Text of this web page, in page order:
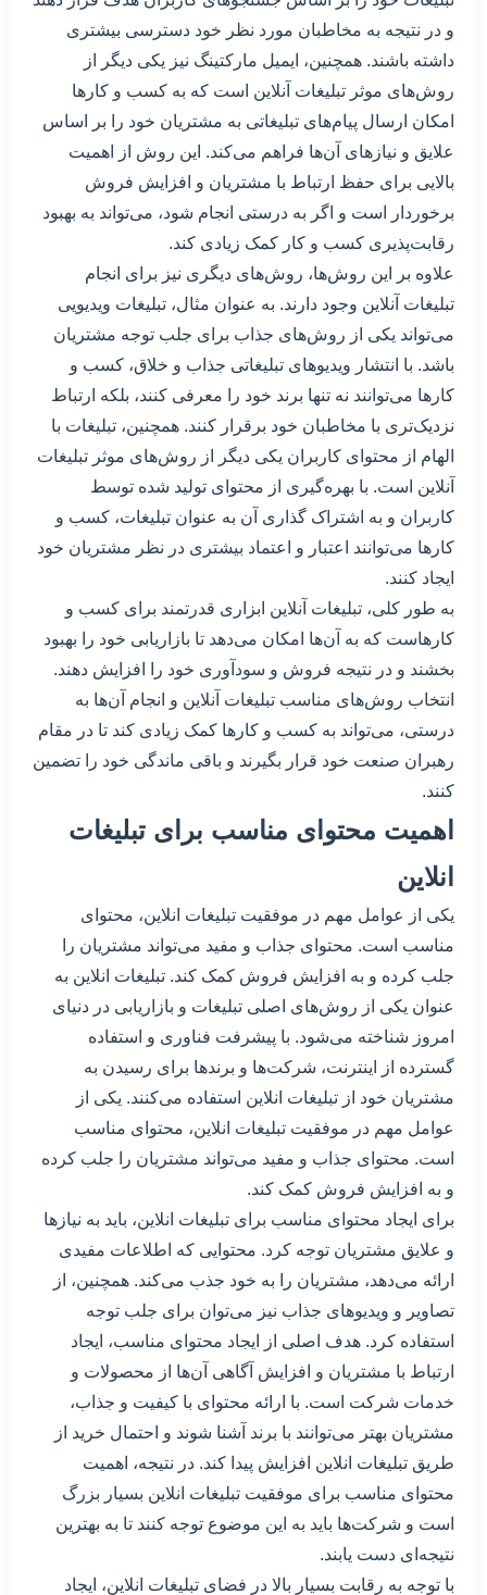
و در نتیجه به مخاطبان مورد نظر خود دسترسی بیشتری
داشته باشند. همچنین، ایمیل مارکتینگ نیز یکی دیگر از
روش‌های موثر تبلیغات آنلاین است که به کسب و کارها
امکان ارسال پیام‌های تبلیغاتی به مشتریان خود را بر اساس
علایق و نیازهای آن‌ها فراهم می‌کند. این روش از اهمیت
بالایی برای حفظ ارتباط با مشتریان و افزایش فروش
برخوردار است و اگر به درستی انجام شود، می‌تواند به بهبود
رقابت‌پذیری کسب و کار کمک زیادی کند.
علاوه بر این روش‌ها، روش‌های دیگری نیز برای انجام
تبلیغات آنلاین وجود دارند. به عنوان مثال، تبلیغات ویدیویی
می‌تواند یکی از روش‌های جذاب برای جلب توجه مشتریان
باشد. با انتشار ویدیو‌های تبلیغاتی جذاب و خلاق، کسب و
کارها می‌توانند نه تنها برند خود را معرفی کنند، بلکه ارتباط
نزدیک‌تری با مخاطبان خود برقرار کنند. همچنین، تبلیغات با
الهام از محتوای کاربران یکی دیگر از روش‌های موثر تبلیغات
آنلاین است. با بهره‌گیری از محتوای تولید شده توسط
کاربران و به اشتراک گذاری آن به عنوان تبلیغات، کسب و
کارها می‌توانند اعتبار و اعتماد بیشتری در نظر مشتریان خود
ایجاد کنند.
به طور کلی، تبلیغات آنلاین ابزاری قدرتمند برای کسب و
کارهاست که به آن‌ها امکان می‌دهد تا بازاریابی خود را بهبود
بخشند و در نتیجه فروش و سودآوری خود را افزایش دهند.
انتخاب روش‌های مناسب تبلیغات آنلاین و انجام آن‌ها به
درستی، می‌تواند به کسب و کارها کمک زیادی کند تا در مقام
رهبران صنعت خود قرار بگیرند و باقی ماندگی خود را تضمین
کنند.
اهمیت محتوای مناسب برای تبلیغات
انلاین
یکی از عوامل مهم در موفقیت تبلیغات انلاین، محتوای
مناسب است. محتوای جذاب و مفید می‌تواند مشتریان را
جلب کرده و به افزایش فروش کمک کند. تبلیغات انلاین به
عنوان یکی از روش‌های اصلی تبلیغات و بازاریابی در دنیای
امروز شناخته می‌شود. با پیشرفت فناوری و استفاده
گسترده از اینترنت، شرکت‌ها و برندها برای رسیدن به
مشتریان خود از تبلیغات انلاین استفاده می‌کنند. یکی از
عوامل مهم در موفقیت تبلیغات انلاین، محتوای مناسب
است. محتوای جذاب و مفید می‌تواند مشتریان را جلب کرده
و به افزایش فروش کمک کند.
برای ایجاد محتوای مناسب برای تبلیغات انلاین، باید به نیازها
و علایق مشتریان توجه کرد. محتوایی که اطلاعات مفیدی
ارائه می‌دهد، مشتریان را به خود جذب می‌کند. همچنین، از
تصاویر و ویدیوهای جذاب نیز می‌توان برای جلب توجه
استفاده کرد. هدف اصلی از ایجاد محتوای مناسب، ایجاد
ارتباط با مشتریان و افزایش آگاهی آن‌ها از محصولات و
خدمات شرکت است. با ارائه محتوای با کیفیت و جذاب،
مشتریان بهتر می‌توانند با برند آشنا شوند و احتمال خرید از
طریق تبلیغات انلاین افزایش پیدا کند. در نتیجه، اهمیت
محتوای مناسب برای موفقیت تبلیغات انلاین بسیار بزرگ
است و شرکت‌ها باید به این موضوع توجه کنند تا به بهترین
نتیجه‌ای دست یابند.
با توجه به رقابت بسیار بالا در فضای تبلیغات انلاین، ایجاد